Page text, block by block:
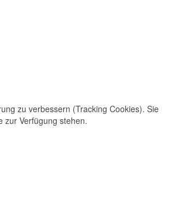
zu verbessern (Tracking Cookies). Sie
zur Verfügung stehen.